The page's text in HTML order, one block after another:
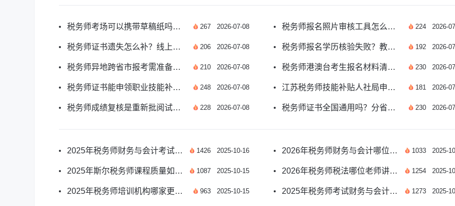
税务师考场可以携带草稿纸吗？答案来了 267 2026-07-08
税务师证书遗失怎么补？线上补办流程看这里 206 2026-07-08
税务师异地跨省市报考需准备哪些材料？ 210 2026-07-08
税务师证书能申领职业技能补贴吗？答案来了 248 2026-07-08
税务师成绩复核是重新批阅试卷吗？答案来了 228 2026-07-08
税务师报名照片审核工具怎么用？看这里 224 2026-
税务师报名学历核验失败？教你正确处理方法 192 2026-
税务师港澳台考生报名材料清单有哪些？ 230 2026-
江苏税务师技能补贴人社局申领渠道有哪些？ 181 2026-
税务师证书全国通用吗？分省份有效吗？ 230 2026-
2025年税务师财务与会计考试题型详解与备考攻略 1426 2025-10-16
2025年斯尔税务师课程质量如何？ 1087 2025-10-15
2025年税务师培训机构哪家更值得选？ 963 2025-10-15
2026年税务师财务与会计哪位老师讲课好？ 1033 2025-
2026年税务师税法哪位老师讲得最好？ 1254 2025-
2025年税务师考试财务与会计题型详解 1273 2025-